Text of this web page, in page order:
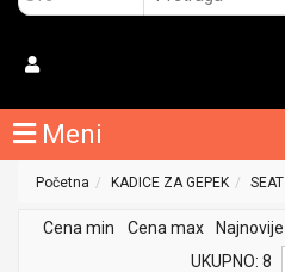
Meni
Početna KADICE ZA GEPEK SEAT
Cena min Cena max Najnovije
UKUPNO: 8